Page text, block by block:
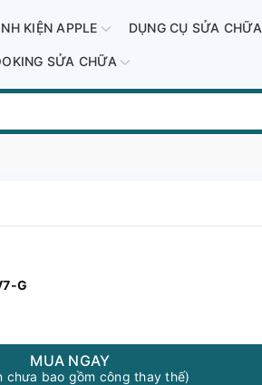
KIỆN APPLE DỤNG CỤ SỬA CHỮA
SỬA CHỮA
G
MUA NGAY
chưa bao gồm công thay thế)